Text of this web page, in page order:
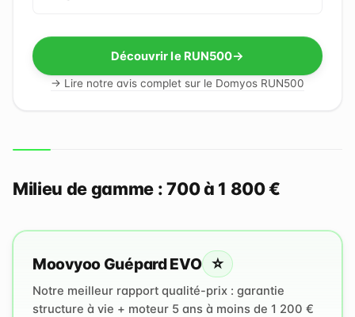
Découvrir le RUN500
→ Lire notre avis complet sur le Domyos RUN500
Milieu de gamme : 700 à 1 800 €
Moovyoo Guépard EVO ⭐
Notre meilleur rapport qualité-prix : garantie
structure à vie + moteur 5 ans à moins de 1 200 €